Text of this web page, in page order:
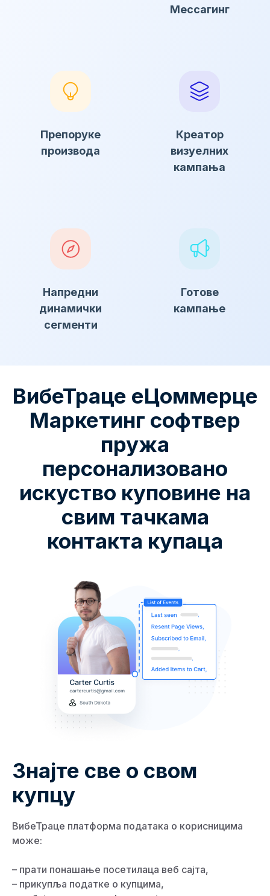
Мессагинг
Препоруке
производа
Креатор
визуелних
кампања
Напредни
динамички
сегменти
Готове
кампање
ВибеТраце еЦоммерце
Маркетинг софтвер
пружа
персонализовано
искуство куповине на
свим тачкама
контакта купаца
Знајте све о свом
купцу
ВибеТраце платформа података о корисницима
може:
– прати понашање посетилаца веб сајта,
– прикупља податке о купцима,